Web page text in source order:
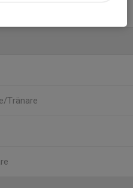
Tränare